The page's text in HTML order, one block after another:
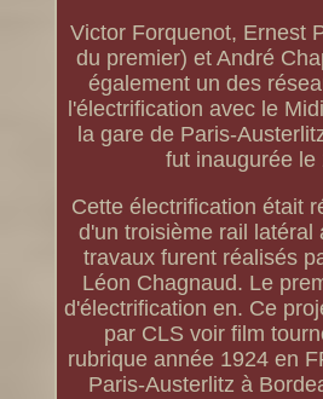
Victor Forquenot, Ernest
du premier) et André
également un des
l'électrification avec le
la gare de Paris-
fut inaugurée le
Cette électrification était
d'un troisième rail latéral
travaux furent réalisés
Léon Chagnaud. Le
d'électrification en. Ce
par CLS voir film
rubrique année 1924 en
Paris-Austerlitz à